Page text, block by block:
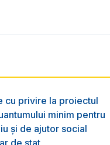
cu privire la proiectul
minim pentru
și de ajutor social